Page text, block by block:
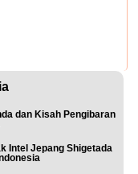
dan Kisah Pengibaran
Intel Jepang Shigetada